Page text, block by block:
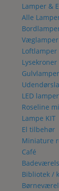
Lamper &
Alle
Væglamper
Loftlamper
Lysekroner
Gulvlamper
LED lamper
Roseline
Lampe KIT
El tilbehør
Miniature
Café
Bibliotek /